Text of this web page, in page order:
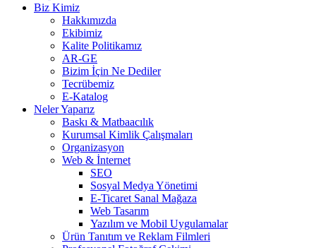
Biz Kimiz
Hakkımızda
Ekibimiz
Kalite Politikamız
AR-GE
Bizim İçin Ne Dediler
Tecrübemiz
E-Katalog
Neler Yaparız
Baskı & Matbaacılık
Kurumsal Kimlik Çalışmaları
Organizasyon
Web & İnternet
SEO
Sosyal Medya Yönetimi
E-Ticaret Sanal Mağaza
Web Tasarım
Yazılım ve Mobil Uygulamalar
Ürün Tanıtım ve Reklam Filmleri